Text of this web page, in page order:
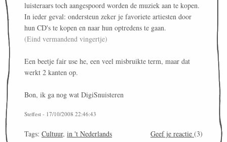
luisteraars toch aangespoord worden de muziek aan te kopen.
In ieder geval: ondersteun zeker je favoriete artiesten door
hun CD's te kopen en naar hun optredens te gaan.
(Eind vermandend vingertje)
Een beetje fair use he, een veel misbruikte term, maar dat
werkt 2 kanten op.
Bon, ik ga nog wat DigiSnuisteren
Steffest - 17/10/2008 22:46:43
Tags: Cultuur, in 't Nederlands Geef je reactie (3)